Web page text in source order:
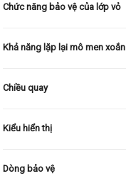
Chức năng bảo vệ của lớp vỏ
Khả năng lặp lại mô men xoắn
Chiều quay
Kiểu hiển thị
Dòng bảo vệ